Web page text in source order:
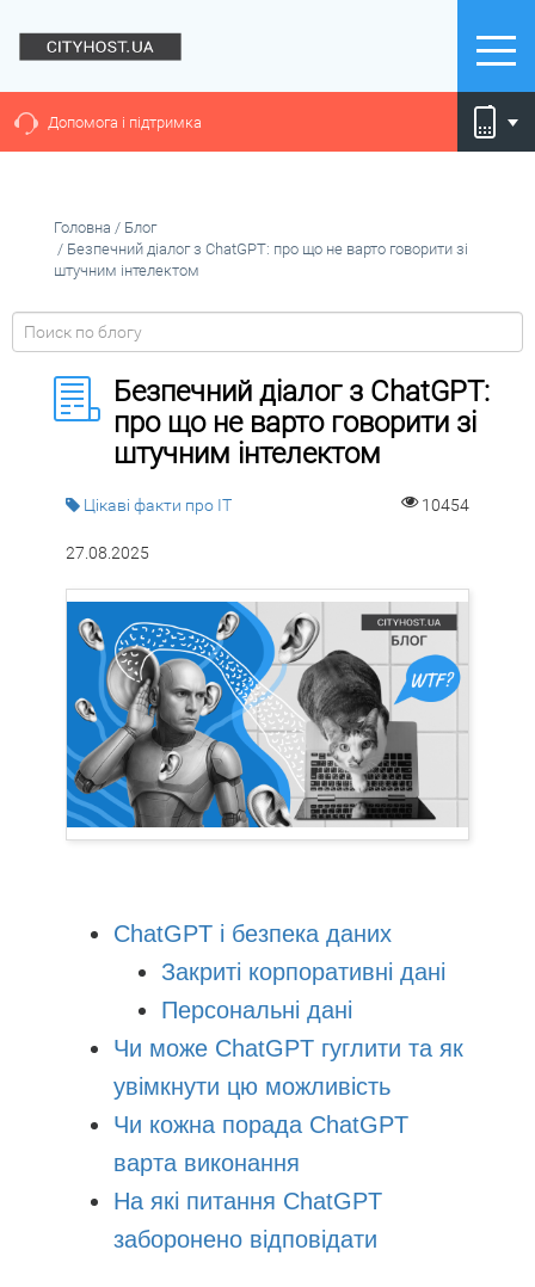
Допомога і підтримка
Головна / Блог
/ Безпечний діалог з ChatGPT: про що не варто говорити зі
штучним інтелектом
Безпечний діалог з ChatGPT:
про що не варто говорити зі
штучним інтелектом
Цікаві факти про IT 10454
27.08.2025
ChatGPT і безпека даних
Закриті корпоративні дані
Персональні дані
Чи може ChatGPT гуглити та як
увімкнути цю можливість
Чи кожна порада ChatGPT
варта виконання
На які питання ChatGPT
заборонено відповідати